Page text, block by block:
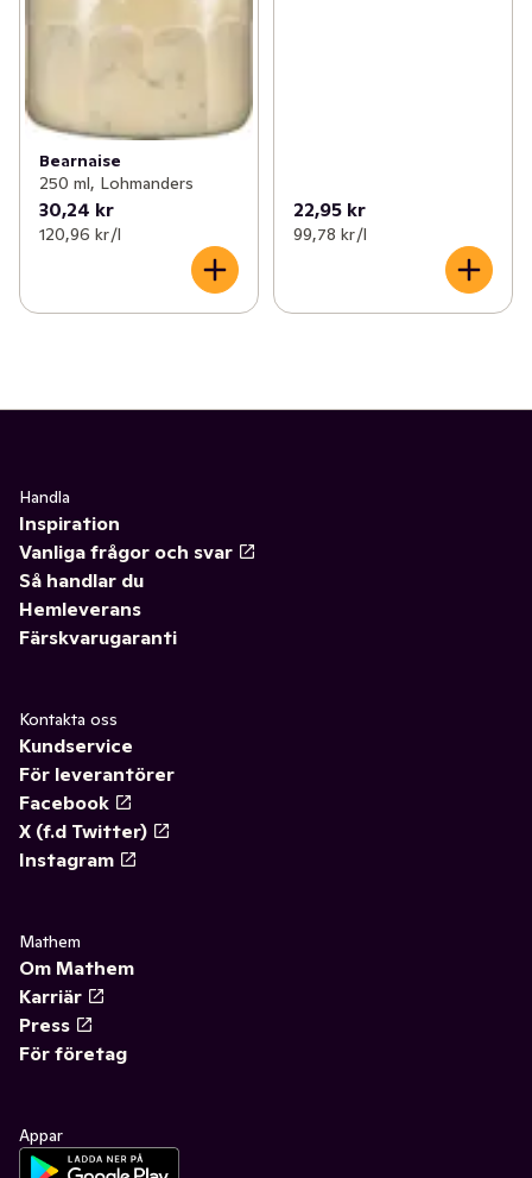
Bearnaise
250 ml, Lohmanders
30,24 kr
120,96 kr /l
22,95 kr
99,78 kr /l
Handla
Inspiration
Vanliga frågor och svar
Så handlar du
Hemleverans
Färskvarugaranti
Kontakta oss
Kundservice
För leverantörer
Facebook
X (f.d Twitter)
Instagram
Mathem
Om Mathem
Karriär
Press
För företag
Appar